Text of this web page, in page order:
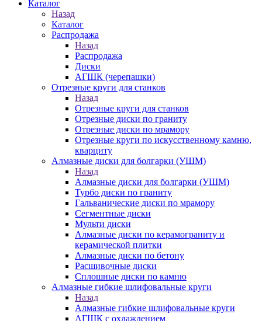
Каталог
Назад
Каталог
Распродажа
Назад
Распродажа
Диски
АГШК (черепашки)
Отрезные круги для станков
Назад
Отрезные круги для станков
Отрезные диски по граниту
Отрезные диски по мрамору
Отрезные круги по искусственному камню,
кварциту
Алмазные диски для болгарки (УШМ)
Назад
Алмазные диски для болгарки (УШМ)
Турбо диски по граниту
Гальванические диски по мрамору
Сегментные диски
Мульти диски
Алмазные диски по керамограниту и
керамической плитки
Алмазные диски по бетону
Расшивочные диски
Сплошные диски по камню
Алмазные гибкие шлифовальные круги
Назад
Алмазные гибкие шлифовальные круги
АГШК с охлаждением